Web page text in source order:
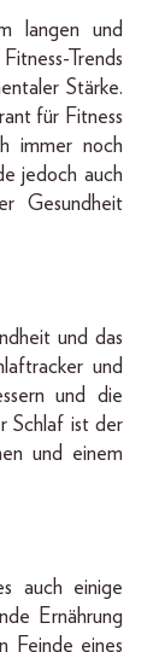
langen und
Trends
Stärke.
für Fitness
immer noch
jedoch auch
Gesundheit
und das
und
und die
Schlaf ist der
und einem
auch einige
Ernährung
Feinde eines